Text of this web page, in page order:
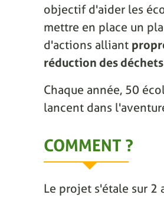
objectif d'aider les
mettre en place un
d'actions alliant
réduction des
Chaque année, 50
lancent dans
COMMENT ?
Le projet s'étale sur 2